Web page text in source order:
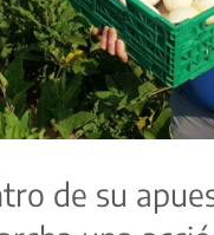
de su